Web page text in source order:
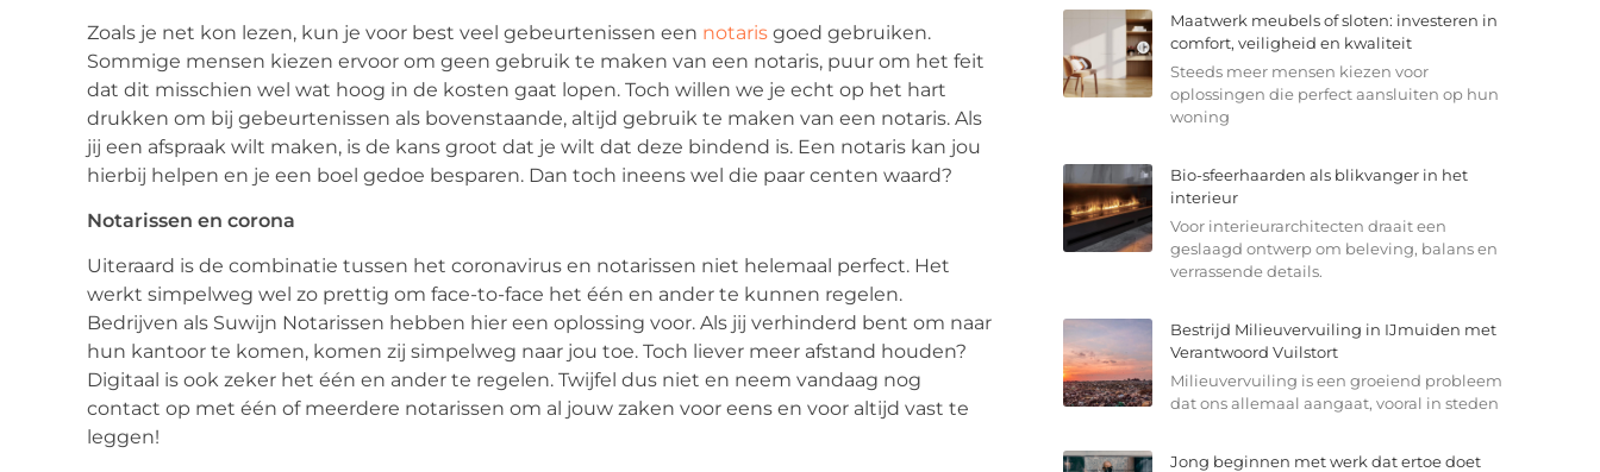
Zoals je net kon lezen, kun je voor best veel gebeurtenissen een notaris goed gebruiken.
Sommige mensen kiezen ervoor om geen gebruik te maken van een notaris, puur om het feit
dat dit misschien wel wat hoog in de kosten gaat lopen. Toch willen we je echt op het hart
drukken om bij gebeurtenissen als bovenstaande, altijd gebruik te maken van een notaris. Als
jij een afspraak wilt maken, is de kans groot dat je wilt dat deze bindend is. Een notaris kan jou
hierbij helpen en je een boel gedoe besparen. Dan toch ineens wel die paar centen waard?
Notarissen en corona
Uiteraard is de combinatie tussen het coronavirus en notarissen niet helemaal perfect. Het
werkt simpelweg wel zo prettig om face-to-face het één en ander te kunnen regelen.
Bedrijven als Suwijn Notarissen hebben hier een oplossing voor. Als jij verhinderd bent om naar
hun kantoor te komen, komen zij simpelweg naar jou toe. Toch liever meer afstand houden?
Digitaal is ook zeker het één en ander te regelen. Twijfel dus niet en neem vandaag nog
contact op met één of meerdere notarissen om al jouw zaken voor eens en voor altijd vast te
leggen!
Maatwerk meubels of sloten: investeren in
comfort, veiligheid en kwaliteit
Steeds meer mensen kiezen voor
oplossingen die perfect aansluiten op hun
woning
Bio-sfeerhaarden als blikvanger in het
interieur
Voor interieurarchitecten draait een
geslaagd ontwerp om beleving, balans en
verrassende details.
Bestrijd Milieuvervuiling in IJmuiden met
Verantwoord Vuilstort
Milieuvervuiling is een groeiend probleem
dat ons allemaal aangaat, vooral in steden
Jong beginnen met werk dat ertoe doet